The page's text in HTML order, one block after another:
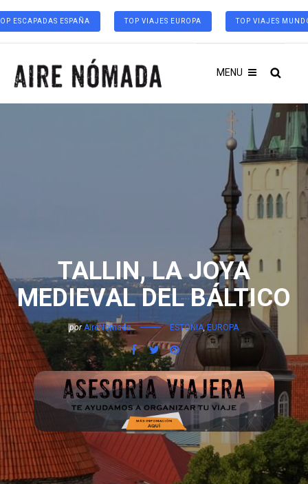
ESCAPADAS ESPAÑA TOP VIAJES EUROPA TOP VIAJES
MENU
TALLIN, LA JOYA
MEDIEVAL DEL BÁLTICO
porAireNomada ESTONIA,EUROPA